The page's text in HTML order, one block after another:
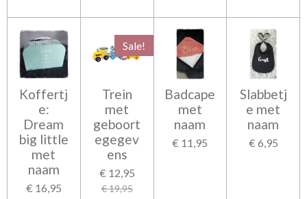
Koffertj
e:
Dream
big little
met
naam
€ 16,95
Sale!
Trein
met
geboort
egegev
ens
€ 12,95
€ 19,95
Badcape
met
naam
€ 11,95
Slabbetj
e met
naam
€ 6,95